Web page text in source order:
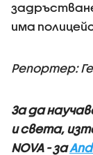
има
Репортер:
За да
и света,
NOVA - за